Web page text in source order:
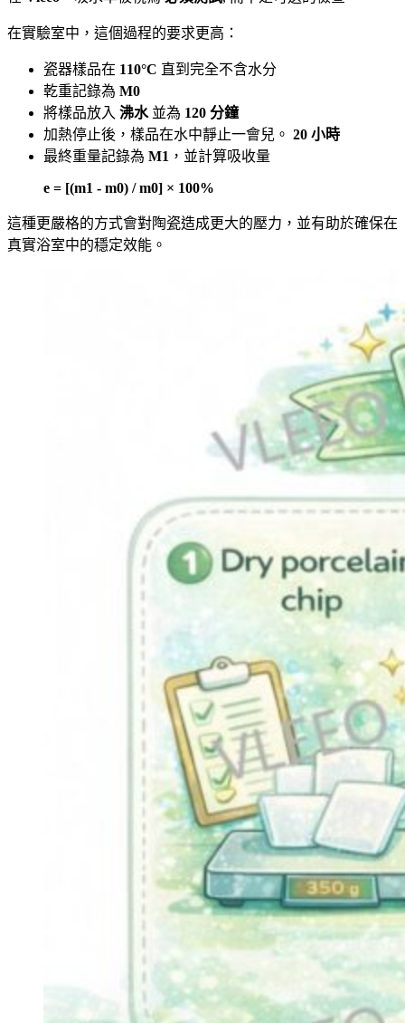
在實驗室中，這個過程的要求更高：
瓷器樣品在 110°C 直到完全不含水分
乾重記錄為 M0
將樣品放入 沸水並為 120 分鐘
加熱停止後，樣品在水中靜止一會兒。 20 小時
最終重量記錄為 M1 ，並計算吸收量
e = [(m1 - m0) / m0] × 100%
這種更嚴格的方式會對陶瓷造成更大的壓力，並有助於確保在
真實浴室中的穩定效能。